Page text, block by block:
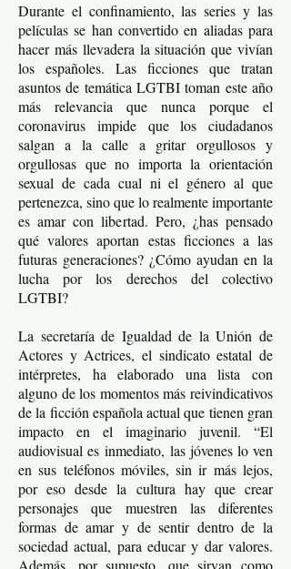
Durante el confinamiento, las series y las
películas se han convertido en aliadas para
hacer más llevadera la situación que vivían
los españoles. Las ficciones que tratan
asuntos de temática LGTBI toman este año
más relevancia que nunca porque el
coronavirus impide que los ciudadanos
salgan a la calle a gritar orgullosos y
orgullosas que no importa la orientación
sexual de cada cual ni el género al que
pertenezca, sino que lo realmente importante
es amar con libertad. Pero, ¿has pensado
qué valores aportan estas ficciones a las
futuras generaciones? ¿Cómo ayudan en la
lucha por los derechos del colectivo
LGTBI?
La secretaría de Igualdad de la Unión de
Actores y Actrices, el sindicato estatal de
intérpretes, ha elaborado una lista con
alguno de los momentos más reivindicativos
de la ficción española actual que tienen gran
impacto en el imaginario juvenil. “El
audiovisual es inmediato, las jóvenes lo ven
en sus teléfonos móviles, sin ir más lejos,
por eso desde la cultura hay que crear
personajes que muestren las diferentes
formas de amar y de sentir dentro de la
sociedad actual, para educar y dar valores.
Además, por supuesto, que sirvan como